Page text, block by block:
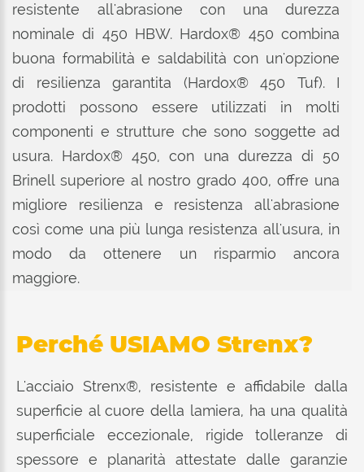
resistente all'abrasione con una durezza
nominale di 450 HBW. Hardox® 450 combina
buona formabilità e saldabilità con un'opzione
di resilienza garantita (Hardox® 450 Tuf). I
prodotti possono essere utilizzati in molti
componenti e strutture che sono soggette ad
usura. Hardox® 450, con una durezza di 50
Brinell superiore al nostro grado 400, offre una
migliore resilienza e resistenza all'abrasione
così come una più lunga resistenza all'usura, in
modo da ottenere un risparmio ancora
maggiore.
Perché USIAMO Strenx?
L'acciaio Strenx®, resistente e affidabile dalla
superficie al cuore della lamiera, ha una qualità
superficiale eccezionale, rigide tolleranze di
spessore e planarità attestate dalle garanzie